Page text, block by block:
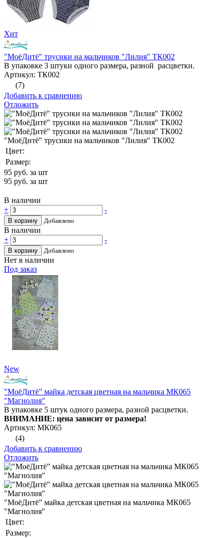
Хит
"МоёДитё" трусики на мальчиков "Лилия" ТК002
В упаковке 3 штуки одного размера, разной расцветки.
Артикул: ТК002
(7)
Добавить к сравнению
Отложить
"МоёДитё" трусики на мальчиков "Лилия" ТК002
Цвет:
Размер:
95 руб. за шт
95 руб. за шт
В наличии
+
-
В корзину Добавлено
В наличии
+
-
В корзину Добавлено
Нет в наличии
Под заказ
New
"МоёДитё" майка детская цветная на мальчика МК065
"Магнолия"
В упаковке 5 штук одного размера, разной расцветки.
ВНИМАНИЕ: цена зависит от размера!
Артикул: МК065
(4)
Добавить к сравнению
Отложить
"МоёДитё" майка детская цветная на мальчика МК065
"Магнолия"
Цвет:
Размер: